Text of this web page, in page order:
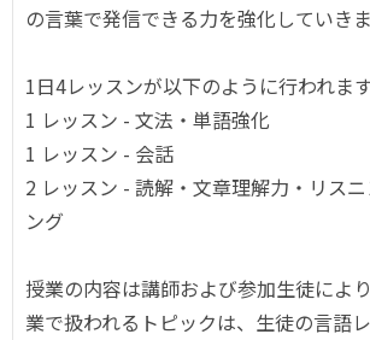
の言葉で発信できる力を強化していきま
1日4レッスンが以下のように行われます
1 レッスン - 文法・単語強化
1 レッスン - 会話
2 レッスン - 読解・文章理解力・リス
ング
授業の内容は講師および参加生徒によ
業で扱われるトピックは、生徒の言語